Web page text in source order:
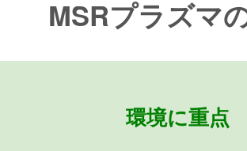
MSRプラズマ
環境に重点